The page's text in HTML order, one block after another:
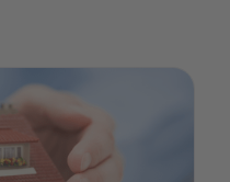
oder einer